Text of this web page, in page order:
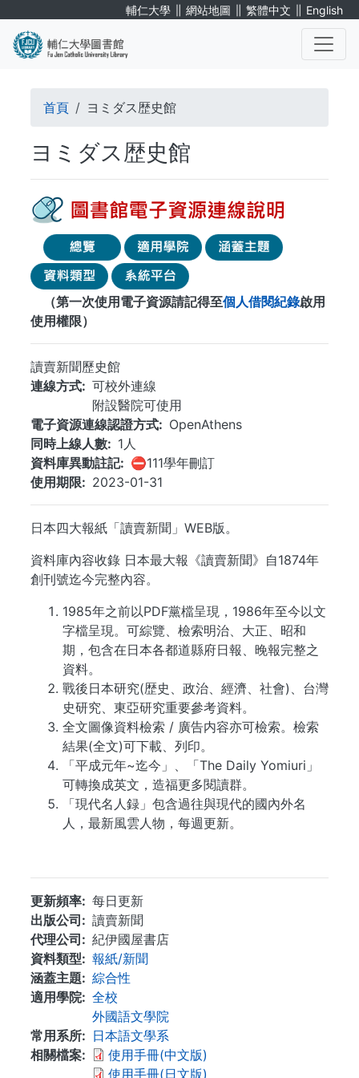
輔仁大學 ∥ 網站地圖 ∥ 繁體中文 ∥ English
導
連
結
首頁 ヨミダス歴史館
ヨミダス歴史館
（第一次使用電子資源請記得至個人借閱紀錄啟用
使用權限）
讀賣新聞歷史館
連線方式
可校外連線
附設醫院可使用
電子資源連線認證方式
OpenAthens
同時上線人數
1人
資料庫異動註記
⛔111學年刪訂
使用期限
2023-01-31
日本四大報紙「讀賣新聞」WEB版。
資料庫內容收錄 日本最大報《讀賣新聞》自1874年
創刊號迄今完整內容。
1985年之前以PDF黨檔呈現，1986年至今以文
字檔呈現。可綜覽、檢索明治、大正、昭和
期，包含在日本各都道縣府日報、晚報完整之
資料。
戰後日本研究(歴史、政治、經濟、社會)、台灣
史研究、東亞研究重要參考資料。
全文圖像資料檢索 / 廣告内容亦可檢索。檢索
結果(全文)可下載、列印。
「平成元年~迄今」、「The Daily Yomiuri」
可轉換成英文，造福更多閱讀群。
「現代名人録」包含過往與現代的國內外名
人，最新風雲人物，每週更新。
更新頻率
每日更新
出版公司
讀賣新聞
代理公司
紀伊國屋書店
資料類型
報紙/新聞
涵蓋主題
綜合性
適用學院
全校
外國語文學院
常用系所
日本語文學系
相關檔案
使用手冊(中文版)
使用手冊(日文版)